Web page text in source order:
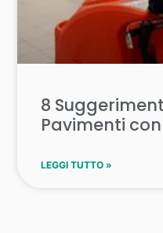
8
Pavimenti
LEGGI TUTTO »